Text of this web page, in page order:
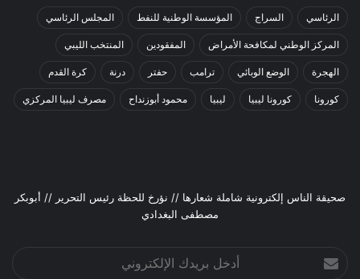
الرئاسي السراج المؤسسة الوطنية للنفط المجلس الرئاسي
المركز الوطني لمكافحة الأمراض المفقودين المنتخب الليبي
الهجرة الوضع الوبائي ترامب حفتر درنة كرة القدم
كورونا كورونا ليبيا ليبيا محمود أبوزنداح مصرف ليبيا المركزي
صحيقة الناس إلكترونية شاملة شعارها // نؤرخ للحظة رئيس التحرير // أبوبكر
مصطفى البغدادي
أدخل
بريدك